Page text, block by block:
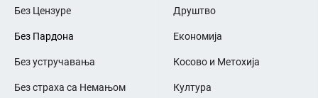
Без Цензуре
Без Пардона
Без устручавања
Без страха са Немањом
Друштво
Економија
Косово и Метохија
Култура